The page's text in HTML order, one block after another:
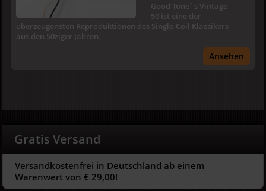
Good Tone`s Vintage
50 ist eine der
überzeugensten Reproduktionen des Single-Coil Klassikers
aus den 50ziger Jahren.
Ansehen
Gratis Versand
Versandkostenfrei in Deutschland ab einem
Warenwert von € 29,00!